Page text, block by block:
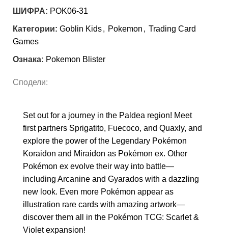
ШИФРА: POK06-31
Категории: Goblin Kids, Pokemon , Trading Card
Games
Ознака: Pokemon Blister
Сподели:
Set out for a journey in the Paldea region! Meet
first partners Sprigatito, Fuecoco, and Quaxly, and
explore the power of the Legendary Pokémon
Koraidon and Miraidon as Pokémon ex. Other
Pokémon ex evolve their way into battle—
including Arcanine and Gyarados with a dazzling
new look. Even more Pokémon appear as
illustration rare cards with amazing artwork—
discover them all in the Pokémon TCG: Scarlet &
Violet expansion!